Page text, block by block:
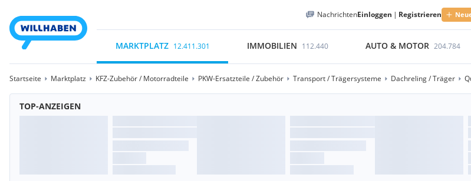
NachrichtenEinloggen | Registrieren
MARKTPLATZ 12.411.301 IMMOBILIEN 112.440 AUTO & MOTOR 204.784
Startseite Marktplatz KFZ-Zubehör / Motorradteile PKW-Ersatzteile / Zubehör Transport / Trägersysteme Dachreling / Träger
TOP-ANZEIGEN